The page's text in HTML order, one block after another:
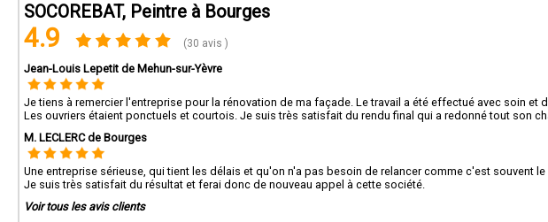
SOCOREBAT, Peintre à Bourges
4.9 (30 avis )
Jean-Louis Lepetit de Mehun-sur-Yèvre
Je tiens à remercier l'entreprise pour la rénovation de ma façade. Le travail a été effectué avec soin et
Les ouvriers étaient ponctuels et courtois. Je suis très satisfait du rendu final qui a redonné tout son
M. LECLERC de Bourges
Une entreprise sérieuse, qui tient les délais et qu'on n'a pas besoin de relancer comme c'est souvent le
Je suis très satisfait du résultat et ferai donc de nouveau appel à cette société.
Voir tous les avis clients